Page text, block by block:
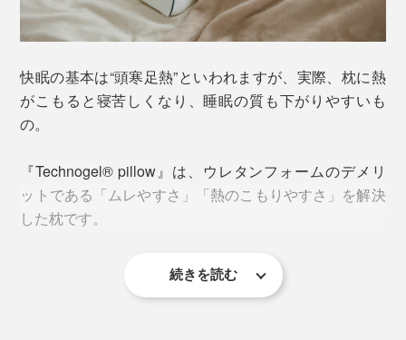
一方、固体のような形状記憶性も持ち合わせており、寝
がサポートになり、軽い力で動けるという仕組み。
快眠の基本は“頭寒足熱”といわれますが、実際、枕に熱
がこもると寝苦しくなり、睡眠の質も下がりやすいも
の。
『Technogel® pillow』は、ウレタンフォームのデメリ
ットである「ムレやすさ」「熱のこもりやすさ」を解決
した枕です。
「3Dジェルキューブ」が熱を吸収・放出。格子状のス
続きを読む